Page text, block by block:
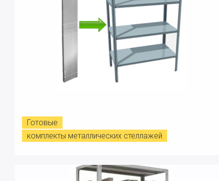
Готовые
комплекты металлических стеллажей